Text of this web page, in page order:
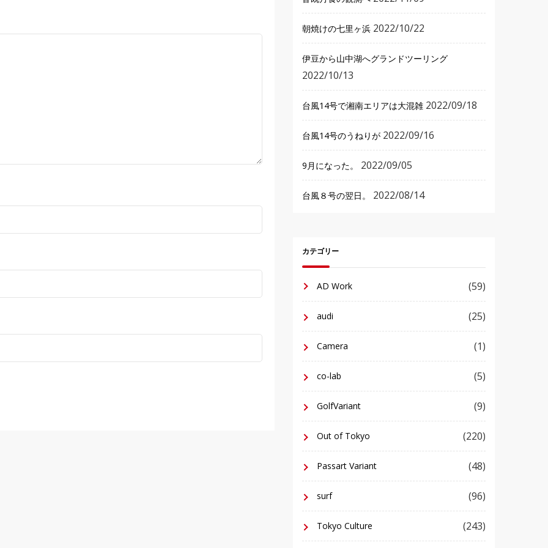
朝焼けの七里ヶ浜 2022/10/22
伊豆から山中湖へグランドツーリング
2022/10/13
台風14号で湘南エリアは大混雑 2022/09/18
台風14号のうねりが 2022/09/16
9月になった。 2022/09/05
台風８号の翌日。 2022/08/14
カテゴリー
AD Work (59)
audi (25)
Camera (1)
co-lab (5)
GolfVariant (9)
Out of Tokyo (220)
Passart Variant (48)
surf (96)
Tokyo Culture (243)